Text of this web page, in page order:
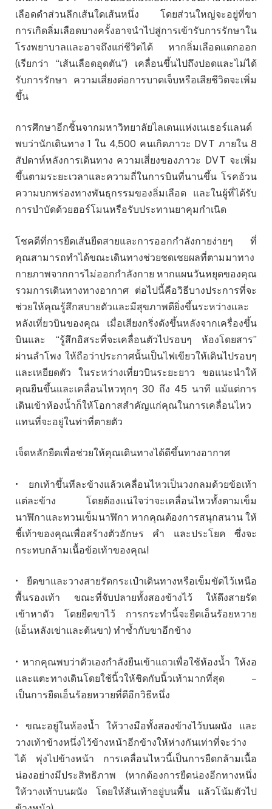
เลือดดำส่วนลึกเส้นใดเส้นหนึ่ง โดยส่วนใหญ่จะอยู่ที่ขา
การเกิดลิ่มเลือดบางครั้งอาจนำไปสู่การเข้ารับการรักษาใน
โรงพยาบาลและอาจถึงแก่ชีวิตได้ หากลิ่มเลือดแตกออก
(เรียกว่า “เส้นเลือดอุดตัน”) เคลื่อนขึ้นไปถึงปอดและไม่ได้
รับการรักษา ความเสี่ยงต่อการบาดเจ็บหรือเสียชีวิตจะเพิ่ม
ขึ้น
การศึกษาอีกชิ้นจากมหาวิทยาลัยไลเดนแห่งเนเธอร์แลนด์
พบว่านักเดินทาง 1 ใน 4,500 คนเกิดภาวะ DVT ภายใน 8
สัปดาห์หลังการเดินทาง ความเสี่ยงของภาวะ DVT จะเพิ่ม
ขึ้นตามระยะเวลาและความถี่ในการบินที่นานขึ้น โรคอ้วน
ความบกพร่องทางพันธุกรรมของลิ่มเลือด และในผู้ที่ได้รับ
การบำบัดด้วยฮอร์โมนหรือรับประทานยาคุมกำเนิด
โชคดีที่การยืดเส้นยืดสายและการออกกำลังกายง่ายๆ ที่
คุณสามารถทำได้ขณะเดินทางช่วยชดเชยผลที่ตามมาทาง
กายภาพจากการไม่ออกกำลังกาย หากแผนวันหยุดของคุณ
รวมการเดินทางทางอากาศ ต่อไปนี้คือวิธีบางประการที่จะ
ช่วยให้คุณรู้สึกสบายตัวและมีสุขภาพดียิ่งขึ้นระหว่างและ
หลังเที่ยวบินของคุณ เมื่อเสียงกริ่งดังขึ้นหลังจากเครื่องขึ้น
บินและ “รู้สึกอิสระที่จะเคลื่อนตัวไปรอบๆ ห้องโดยสาร”
ผ่านลำโพง ให้ถือว่าประกาศนั้นเป็นไฟเขียวให้เดินไปรอบๆ
และเหยียดตัว ในระหว่างเที่ยวบินระยะยาว ขอแนะนำให้
คุณยืนขึ้นและเคลื่อนไหวทุกๆ 30 ถึง 45 นาที แม้แต่การ
เดินเข้าห้องน้ำก็ให้โอกาสสำคัญแก่คุณในการเคลื่อนไหว
แทนที่จะอยู่ในท่าที่ตายตัว
เจ็ดหลักยืดเพื่อช่วยให้คุณเดินทางได้ดีขึ้นทางอากาศ
• ยกเท้าขึ้นทีละข้างแล้วเคลื่อนไหวเป็นวงกลมด้วยข้อเท้า
แต่ละข้าง โดยต้องแน่ใจว่าจะเคลื่อนไหวทั้งตามเข็ม
นาฬิกาและทวนเข็มนาฬิกา หากคุณต้องการสนุกสนาน ให้
ชี้เท้าของคุณเพื่อสร้างตัวอักษร คำ และประโยค ซึ่งจะ
กระทบกล้ามเนื้อข้อเท้าของคุณ!
• ยืดขาและวางสายรัดกระเป๋าเดินทางหรือเข็มขัดไว้เหนือ
พื้นรองเท้า ขณะที่จับปลายทั้งสองข้างไว้ ให้ดึงสายรัด
เข้าหาตัว โดยยืดขาไว้ การกระทำนี้จะยืดเอ็นร้อยหวาย
(เอ็นหลังเข่าและต้นขา) ทำซ้ำกับขาอีกข้าง
• หากคุณพบว่าตัวเองกำลังยืนเข้าแถวเพื่อใช้ห้องน้ำ ให้งอ
และแตะทางเดินโดยใช้นิ้วให้ชิดกับนิ้วเท้ามากที่สุด –
เป็นการยืดเอ็นร้อยหวายที่ดีอีกวิธีหนึ่ง
• ขณะอยู่ในห้องน้ำ ให้วางมือทั้งสองข้างไว้บนผนัง และ
วางเท้าข้างหนึ่งไว้ข้างหน้าอีกข้างให้ห่างกันเท่าที่จะว่าง
ได้ พุ่งไปข้างหน้า การเคลื่อนไหวนี้เป็นการยืดกล้ามเนื้อ
น่องอย่างมีประสิทธิภาพ (หากต้องการยืดน่องอีกทางหนึ่ง
ให้วางเท้าบนผนัง โดยให้ส้นเท้าอยู่บนพื้น แล้วโน้มตัวไป